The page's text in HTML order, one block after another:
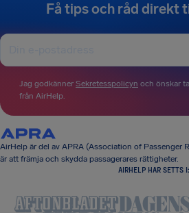
Få tips och råd direkt
Jag godkänner Sekretesspolicyn och önskar
från AirHelp.
AirHelp är del av APRA (Association of Passenger
är att främja och skydda passagerares rättigheter.
AIRHELP HAR SETTS I: